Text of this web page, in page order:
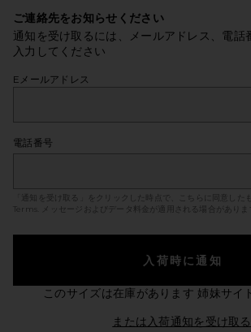
ご連絡先をお知らせください
通知を受け取るには、メールアドレス、電話
入力してください
Eメールアドレス
電話番号
「通知を受け取る」をクリックした時点で、こちらに同意した
Terms
. メッセージおよびデータ料金が適用される場合がありま
入荷時に通知
このサイズは在庫があります 姉妹サイ
または入荷通知を受け取る